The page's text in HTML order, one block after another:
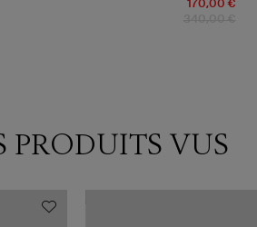
170,00 €
PRODUITS VUS